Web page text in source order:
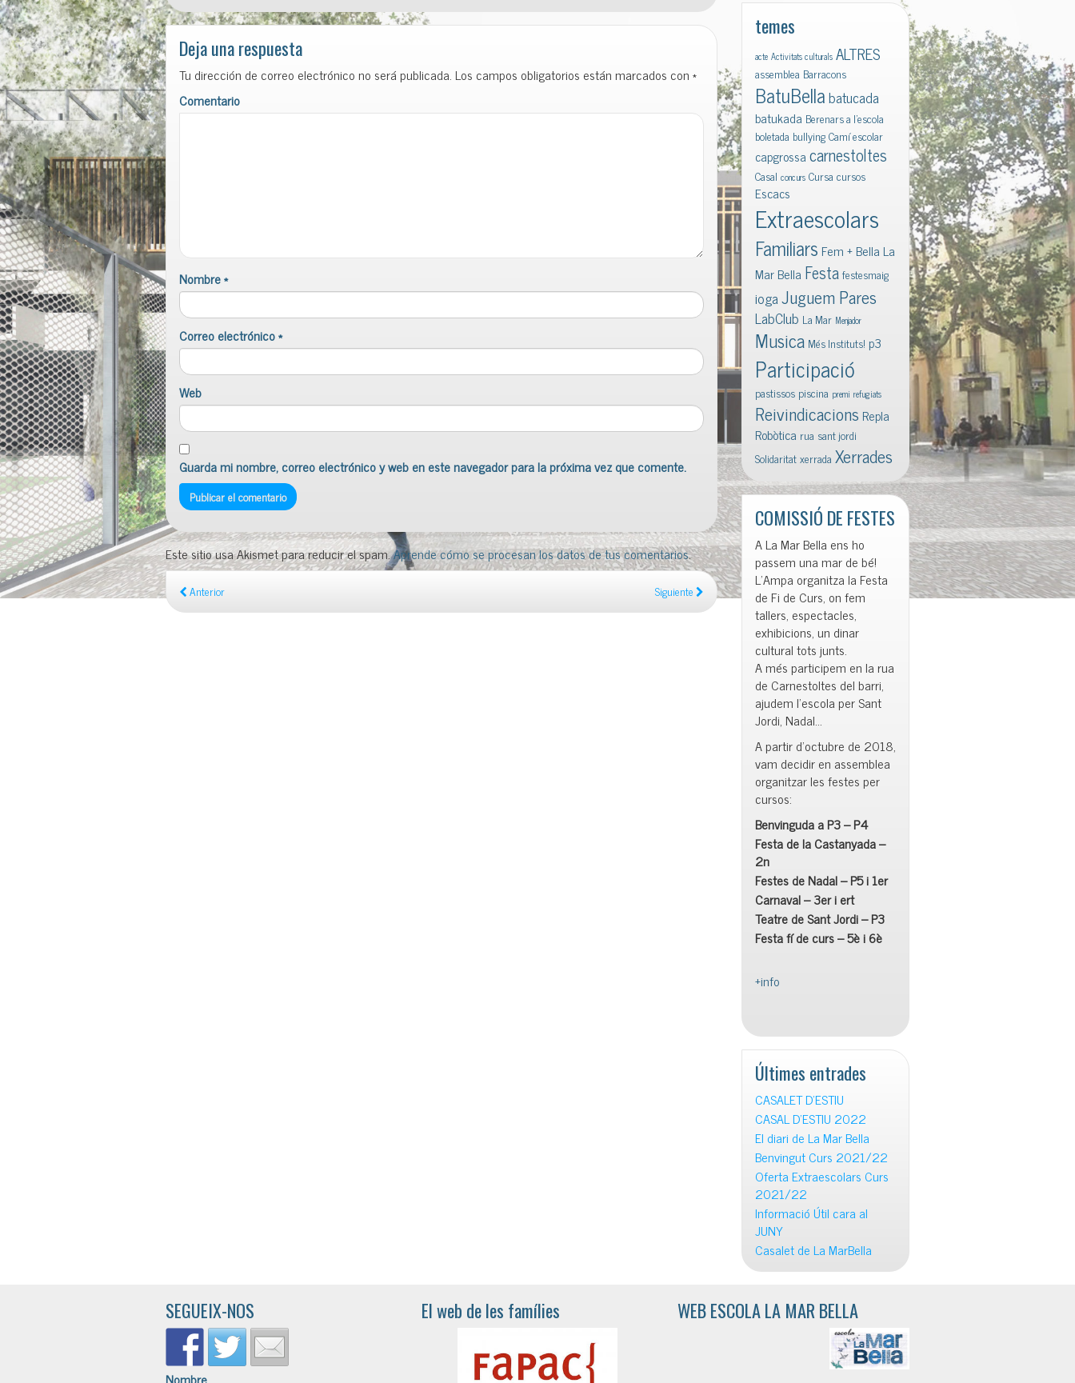
Deja una respuesta
Tu dirección de correo electrónico no será publicada. Los campos obligatorios están marcados con*
Comentario
Nombre*
Correo electrónico*
Web
Guarda mi nombre, correo electrónico y web en este navegador para la próxima vez que comente.
Este sitio usa Akismet para reducir el spam.Aprende cómo se procesan los datos de tus comentarios.
Anterior Siguiente
temes
acte Activitats culturals ALTRES
assemblea Barracons
BatuBellabatucada
batukada Berenars a l'escola
boletada bullyingCamí escolar
capgrossacarnestoltes
Casal concurs Cursa cursos
Escacs
Extraescolars
Familiars Fem + Bella La
Mar Bella Festafestesmaig
iogaJuguem Pares
LabClub La Mar Menjador
Musica Més Instituts! p3
Participació
pastissos piscina premi refugiats
Reivindicacions Repla
Robòtica rua sant jordi
Solidaritatxerrada Xerrades
COMISSIÓ DE FESTES
A La Mar Bella ens ho
passem una mar de bé!
L’Ampa organitza la Festa
de Fi de Curs, on fem
tallers, espectacles,
exhibicions, un dinar
cultural tots junts.
A més participem en la rua
de Carnestoltes del barri,
ajudem l’escola per Sant
Jordi, Nadal…
A partir d’octubre de 2018,
vam decidir en assemblea
organitzar les festes per
cursos:
Benvinguda a P3 – P4
Festa de la Castanyada –
2n
Festes de Nadal – P5 i 1er
Carnaval – 3er i ert
Teatre de Sant Jordi – P3
Festa fí de curs – 5è i 6è
+info
Últimes entrades
CASALET D’ESTIU
CASAL D’ESTIU 2022
El diari de La Mar Bella
Benvingut Curs 2021/22
Oferta Extraescolars Curs
2021/22
Informació Útil cara al
JUNY
Casalet de La MarBella
SEGUEIX-NOS El web de les famílies WEB ESCOLA LA MAR BELLA